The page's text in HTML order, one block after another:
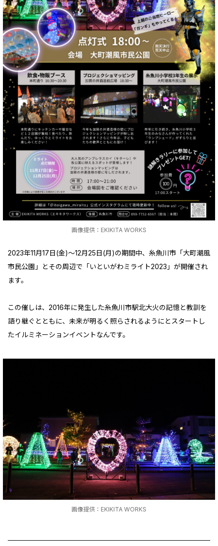
画像提供：EKIKITA WORKS
2023年11月17日(金)～12月25日(月)の期間中、糸魚川市「大町潮風
市民公園」とその周辺で「いといがわミライト2023」が開催され
ます。
この催しは、2016年に発生した糸魚川市駅北大火の記憶と教訓を
語り継ぐとともに、未来が明るく照らされるようにとスタートし
たイルミネーションイベントなんです。
画像提供：EKIKITA WORKS